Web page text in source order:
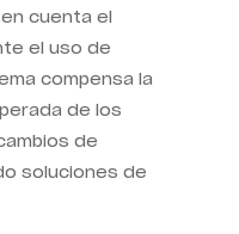
cuenta el
el uso de
compensa la
de los
de
soluciones de